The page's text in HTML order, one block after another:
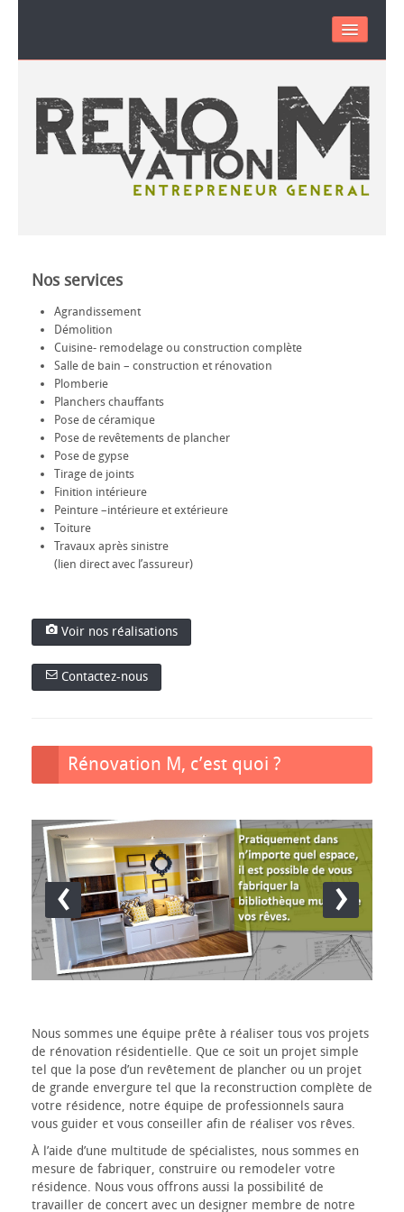
RÉNOVATION M
VIDEO
CONTACT
Nos services
Agrandissement
Démolition
Cuisine- remodelage ou construction complète
Salle de bain – construction et rénovation
Plomberie
Planchers chauffants
Pose de céramique
Pose de revêtements de plancher
Pose de gypse
Tirage de joints
Finition intérieure
Peinture –intérieure et extérieure
Toiture
Travaux après sinistre
(lien direct avec l’assureur)
Voir nos réalisations
Contactez-nous
Rénovation M, c’est quoi ?
‹ ›
Nous sommes une équipe prête à réaliser tous vos projets
de rénovation résidentielle. Que ce soit un projet simple
tel que la pose d’un revêtement de plancher ou un projet
de grande envergure tel que la reconstruction complète de
votre résidence, notre équipe de professionnels saura
vous guider et vous conseiller afin de réaliser vos rêves.
À l’aide d’une multitude de spécialistes, nous sommes en
mesure de fabriquer, construire ou remodeler votre
résidence. Nous vous offrons aussi la possibilité de
travailler de concert avec un designer membre de notre